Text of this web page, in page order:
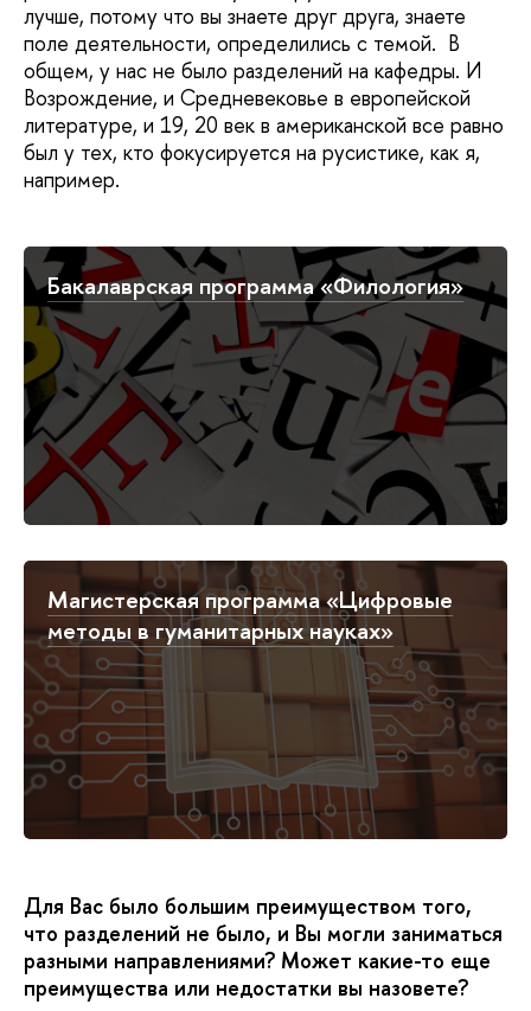
лучше, потому что вы знаете друг друга, знаете
поле деятельности, определились с темой. В
общем, у нас не было разделений на кафедры. И
Возрождение, и Средневековье в европейской
литературе, и 19, 20 век в американской все равно
был у тех, кто фокусируется на русистике, как я,
например.
Бакалаврская программа «Филология»
Магистерская программа «Цифровые
методы в гуманитарных науках»
Для Вас было большим преимуществом того,
что разделений не было, и Вы могли заниматься
разными направлениями? Может какие-то еще
преимущества или недостатки вы назовете?